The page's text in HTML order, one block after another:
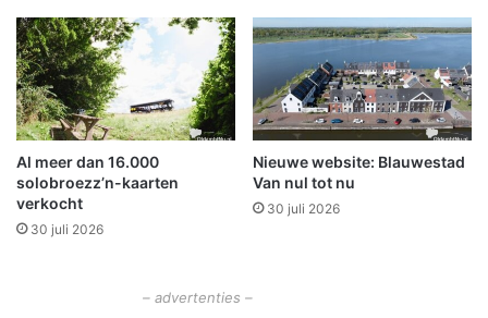
t
s
e
r
s
n
a
a
r
W
Al meer dan 16.000
solobroezz’n-kaarten
verkocht
30 juli 2026
Nieuwe website: Blauwestad
Van nul tot nu
30 juli 2026
– advertenties –